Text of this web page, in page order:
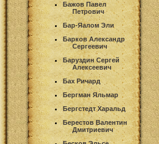
Бажов Павел
Петрович
Бар-Яалом Эли
Барков Александр
Сергеевич
Баруздин Сергей
Алексеевич
Бах Ричард
Бергман Яльмар
Бергстедт Харальд
Берестов Валентин
Дмитриевич